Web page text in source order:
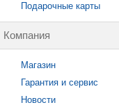
Подарочные карты
Компания
Магазин
Гарантия и сервис
Новости